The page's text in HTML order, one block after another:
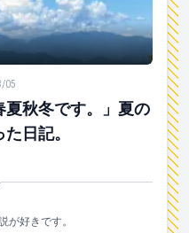
冬です。」夏の高尾山に登
05
夏秋冬です。」夏の
日記。
が好きです。